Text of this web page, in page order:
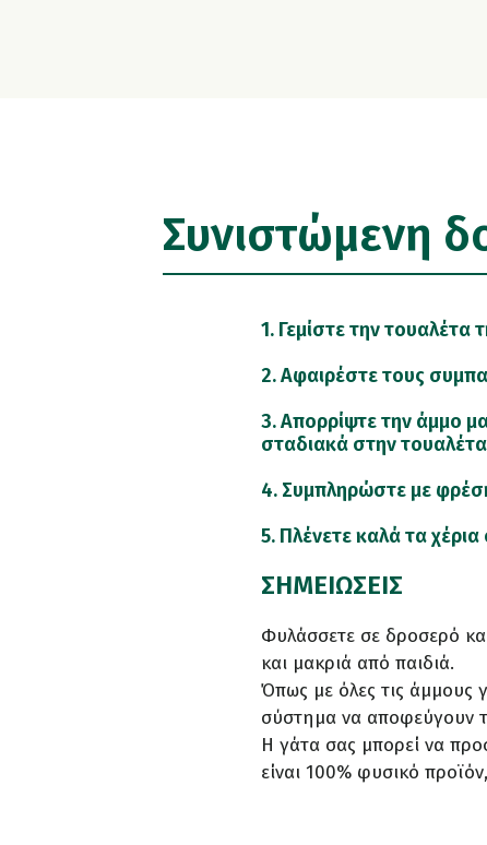
Συνιστώμενη
1. Γεμίστε την τουαλέτα
2. Αφαιρέστε τους
3. Απορρίψτε την άμμο
σταδιακά στην τουαλέτα
4. Συμπληρώστε με
5. Πλένετε καλά τα
ΣΗΜΕΙΩΣΕΙΣ
Φυλάσσετε σε δροσερό
και μακριά από παιδιά.
Όπως με όλες τις άμμους
σύστημα να αποφεύγουν
Η γάτα σας μπορεί να
είναι 100% φυσικό